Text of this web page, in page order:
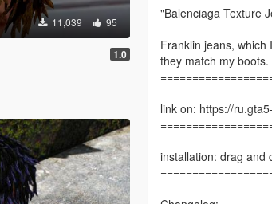
11,039 95
1.0
"Balenciaga Texture
Franklin jeans,
they match my boots.
link on: https://
installation: drag and